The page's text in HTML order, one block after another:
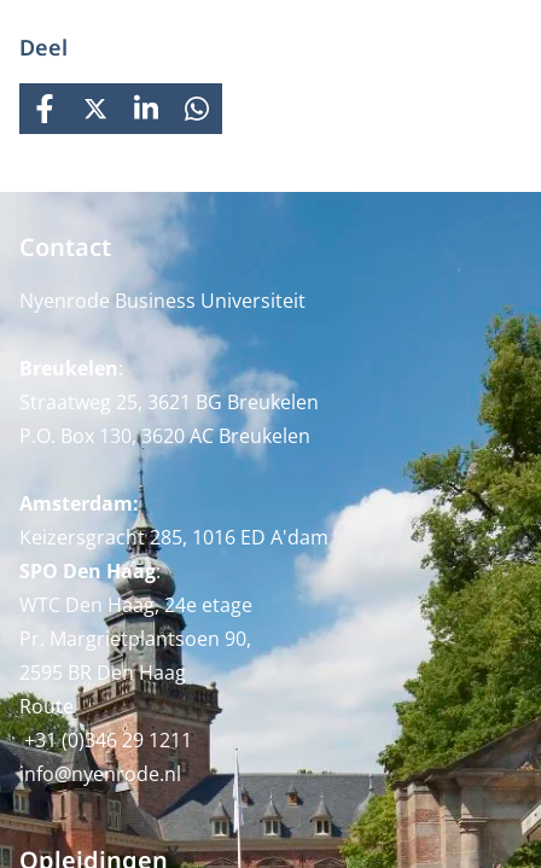
Deel
FACEBOOK
X LINKEDINWHATSAPP
Contact
Nyenrode Business Universiteit
Breukelen:
Straatweg 25, 3621 BG Breukelen
P.O. Box 130, 3620 AC Breukelen
Amsterdam:
Keizersgracht 285, 1016 ED A'dam
SPO Den Haag:
WTC Den Haag, 24e etage
Pr. Margrietplantsoen 90,
2595 BR Den Haag
Route
+31 (0)346 29 1211
info@nyenrode.nl
Opleidingen